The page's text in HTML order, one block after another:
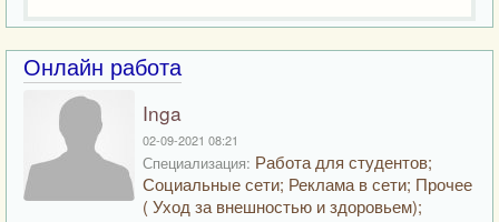
Онлайн работа
Inga
02-09-2021 08:21
Специализация: Работа для студентов;
Социальные сети; Реклама в сети; Прочее
( Уход за внешностью и здоровьем);